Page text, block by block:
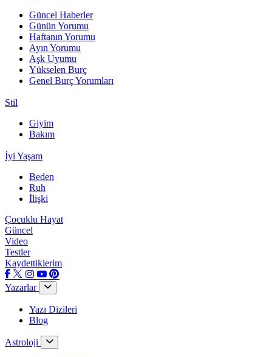
Güncel Haberler
Günün Yorumu
Haftanın Yorumu
Ayın Yorumu
Aşk Uyumu
Yükselen Burç
Genel Burç Yorumları
Stil
Giyim
Bakım
İyi Yaşam
Beden
Ruh
İlişki
Çocuklu Hayat
Güncel
Video
Testler
Kaydettiklerim
Yazarlar
Yazı Dizileri
Blog
Astroloji